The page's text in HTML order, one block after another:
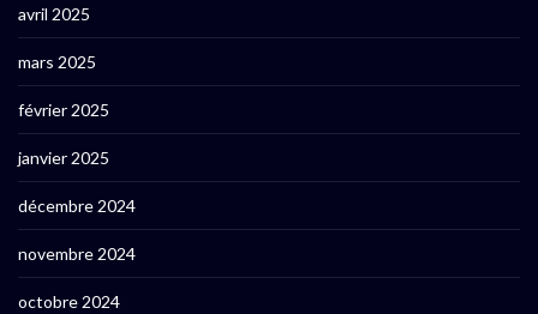
avril 2025
mars 2025
février 2025
janvier 2025
décembre 2024
novembre 2024
octobre 2024